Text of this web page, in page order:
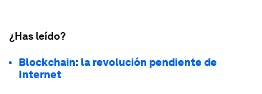
¿Has leído?
Blockchain: la revolución pendiente de
Internet